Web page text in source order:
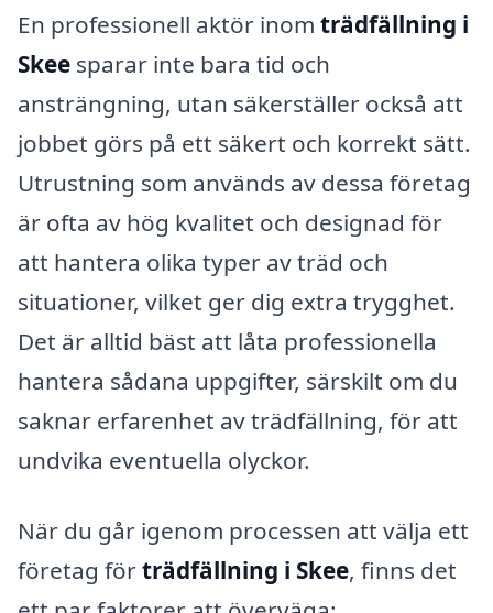
En professionell aktör inom trädfällning i
Skee sparar inte bara tid och
ansträngning, utan säkerställer också att
jobbet görs på ett säkert och korrekt sätt.
Utrustning som används av dessa företag
är ofta av hög kvalitet och designad för
att hantera olika typer av träd och
situationer, vilket ger dig extra trygghet.
Det är alltid bäst att låta professionella
hantera sådana uppgifter, särskilt om du
saknar erfarenhet av trädfällning, för att
undvika eventuella olyckor.
När du går igenom processen att välja ett
företag förträdfällning i Skee, finns det